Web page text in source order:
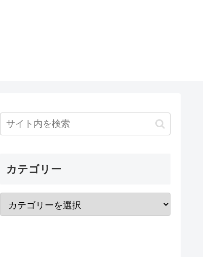
カテゴリー